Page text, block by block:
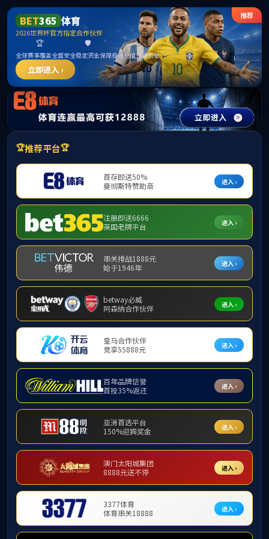
******
BETWAY·必威(西汉姆联)官方网站-West
Ham United
请输入验证码下载附件